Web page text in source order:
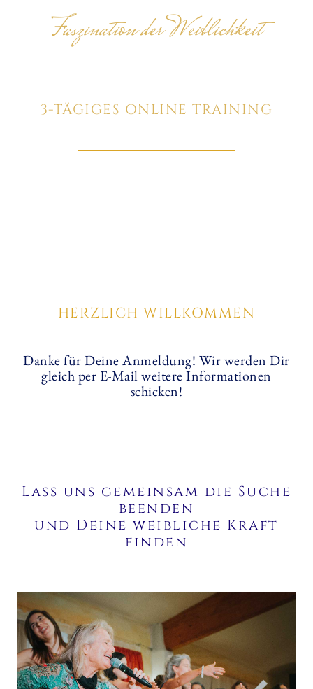
Faszination der Weiblichkeit
3-TÄGIGES ONLINE TRAINING
HERZLICH WILLKOMMEN
Danke für Deine Anmeldung! Wir werden Dir
gleich per E-Mail weitere Informationen
schicken!
Lass uns gemeinsam die Suche
beenden
und Deine weibliche Kraft
finden